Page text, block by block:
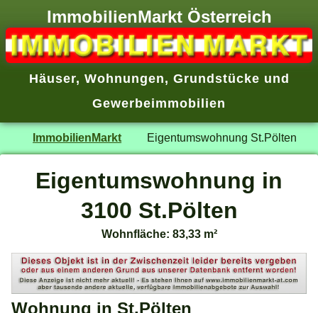
ImmobilienMarkt Österreich
Häuser, Wohnungen, Grundstücke und
Gewerbeimmobilien
ImmobilienMarkt Eigentumswohnung St.Pölten
Eigentumswohnung in
3100 St.Pölten
Wohnfläche: 83,33 m²
Wohnung in St.Pölten